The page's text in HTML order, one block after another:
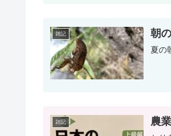
雑記 朝
夏の
雑記 農